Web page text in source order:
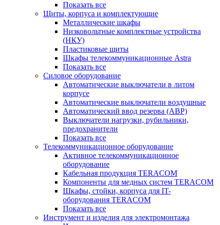
Показать все
Щиты, корпуса и комплектующие
Металлические шкафы
Низковольтные комплектные устройства
(НКУ)
Пластиковые щиты
Шкафы телекоммуникационные Astra
Показать все
Силовое оборудование
Автоматические выключатели в литом
корпусе
Автоматические выключатели воздушные
Автоматический ввод резерва (АВР)
Выключатели нагрузки, рубильники,
предохранители
Показать все
Телекоммуникационное оборудование
Активное телекоммуникационное
оборудование
Кабельная продукция TERACOM
Компоненты для медных систем TERACOM
Шкафы, стойки, корпуса для IT-
оборудования TERACOM
Показать все
Инструмент и изделия для электромонтажа